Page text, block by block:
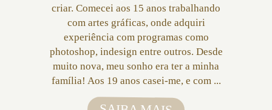
criar. Comecei aos 15 anos trabalhando
com artes gráficas, onde adquiri
experiência com programas como
photoshop, indesign entre outros. Desde
muito nova, meu sonho era ter a minha
família! Aos 19 anos casei-me, e com ...